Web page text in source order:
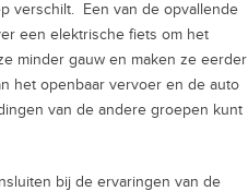
verschilt. Een van de opvallende
een elektrische fiets om het
minder gauw en maken ze eerder
het openbaar vervoer en de auto
van de andere groepen kunt
bij de ervaringen van de